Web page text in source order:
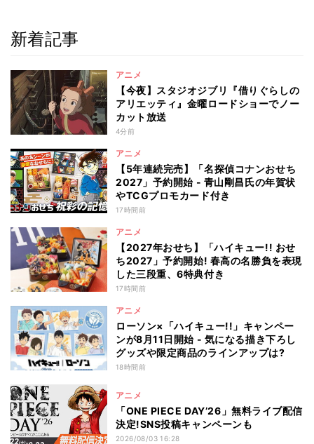
新着記事
アニメ
【今夜】スタジオジブリ『借りぐらしの
アリエッティ』金曜ロードショーでノー
カット放送
4分前
アニメ
【5年連続完売】「名探偵コナンおせち
2027」予約開始 - 青山剛昌氏の年賀状
やTCGプロモカード付き
17時間前
アニメ
【2027年おせち】「ハイキュー!! おせ
ち2027」予約開始! 春高の名勝負を表現
した三段重、6特典付き
17時間前
アニメ
ローソン×「ハイキュー!!」キャンペー
ンが8月11日開始 - 気になる描き下ろし
グッズや限定商品のラインアップは?
18時間前
アニメ
「ONE PIECE DAY’26」無料ライブ配信
決定!SNS投稿キャンペーンも
2026/08/03 16:28